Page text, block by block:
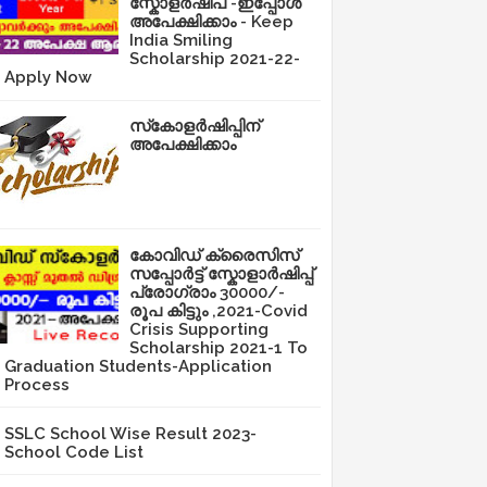
അപേക്ഷിക്കാം - Keep
India Smiling
Scholarship 2021-22-
Apply Now
സ്‌കോളർഷിപ്പിന്
അപേക്ഷിക്കാം
കോവിഡ് ക്രൈസിസ്
സപ്പോർട്ട് സ്കോളാർഷിപ്പ്
പ്രോഗ്രാം 30000/-
രൂപ കിട്ടും ,2021-Covid
Crisis Supporting
Scholarship 2021-1 To
Graduation Students-Application
Process
SSLC School Wise Result 2023-
School Code List